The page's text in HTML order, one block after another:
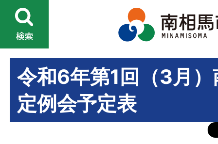
令和6年第1回（3月
定例会予定表